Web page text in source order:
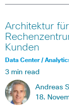
Architektur
Kunden
Data Center /
3 min read
Andreas
18.